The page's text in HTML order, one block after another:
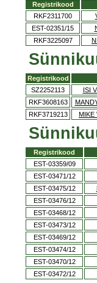
Registrikood
RKF2311700
EST-02351/15
RKF3225097
Registrikood
SZ2252113
ISI
RKF3608163
RKF3719213
MIKE
Registrikood
EST-03359/09
EST-03471/12
EST-03475/12
EST-03476/12
EST-03468/12
EST-03473/12
EST-03469/12
EST-03474/12
EST-03470/12
EST-03472/12